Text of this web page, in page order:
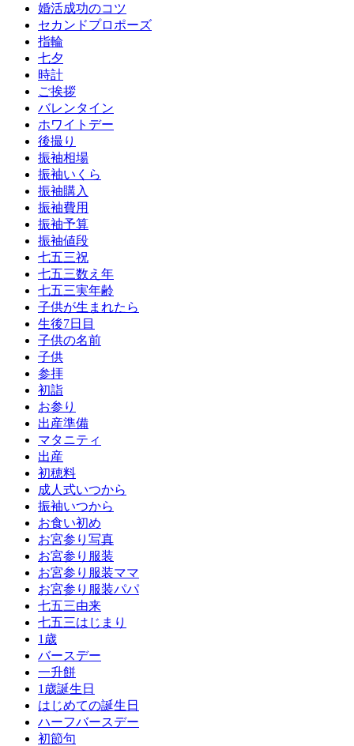
婚活成功のコツ
セカンドプロポーズ
指輪
七夕
時計
ご挨拶
バレンタイン
ホワイトデー
後撮り
振袖相場
振袖いくら
振袖購入
振袖費用
振袖予算
振袖値段
七五三祝
七五三数え年
七五三実年齢
子供が生まれたら
生後7日目
子供の名前
子供
参拝
初詣
お参り
出産準備
マタニティ
出産
初穂料
成人式いつから
振袖いつから
お食い初め
お宮参り写真
お宮参り服装
お宮参り服装ママ
お宮参り服装パパ
七五三由来
七五三はじまり
1歳
バースデー
一升餅
1歳誕生日
はじめての誕生日
ハーフバースデー
初節句